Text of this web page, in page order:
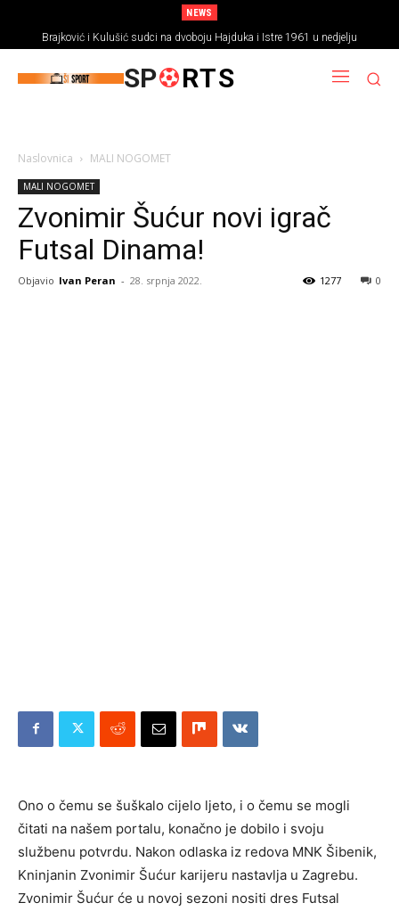
NEWS
Brajković i Kulušić sudci na dvoboju Hajduka i Istre 1961 u nedjelju
SP RTS
Naslovnica MALI NOGOMET
MALI NOGOMET
Zvonimir Šućur novi igrač
Futsal Dinama!
Objavio Ivan Peran - 28. srpnja 2022. 0
1277
Ono o čemu se šuškalo cijelo ljeto, i o čemu se mogli
čitati na našem portalu, konačno je dobilo i svoju
službenu potvrdu. Nakon odlaska iz redova MNK Šibenik,
Kninjanin Zvonimir Šućur karijeru nastavlja u Zagrebu.
Zvonimir Šućur će u novoj sezoni nositi dres Futsal